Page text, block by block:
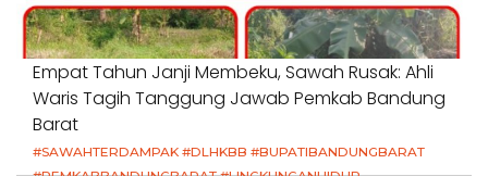
Empat Tahun Janji Membeku, Sawah Rusak: Ahli
Waris Tagih Tanggung Jawab Pemkab Bandung
Barat
#SAWAHTERDAMPAK #DLHKBB #BUPATIBANDUNGBARAT
#PEMKABBANDUNGBARAT #LINGKUNGANHIDUP